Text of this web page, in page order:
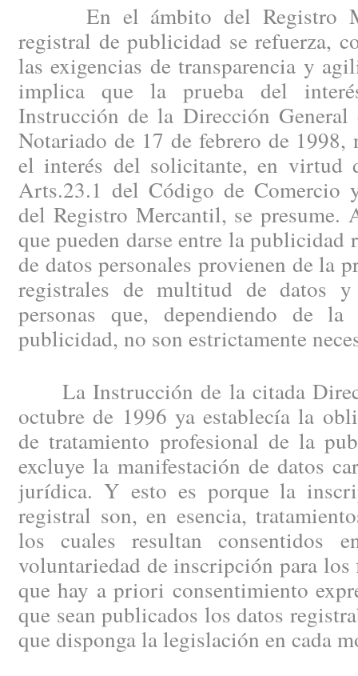
En el ámbito del Registro
registral de publicidad se refuerza,
las exigencias de transparencia y
implica que la prueba del
Instrucción de la Dirección
Notariado de 17 de febrero de 1998,
el interés del solicitante, en virtud
Arts.23.1 del Código de Comercio
del Registro Mercantil, se presume.
que pueden darse entre la
de datos personales provienen de la
registrales de multitud de datos y
personas que, dependiendo de
publicidad, no son estrictamente
La Instrucción de la citada
octubre de 1996 ya establecía la
de tratamiento profesional de la
excluye la manifestación de datos
jurídica. Y esto es porque la
registral son, en esencia,
los cuales resultan consentidos
voluntariedad de inscripción para
que hay a priori consentimiento
que sean publicados los datos
que disponga la legislación en cada